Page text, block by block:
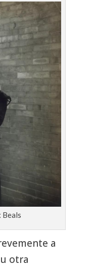
Beals
a
otra